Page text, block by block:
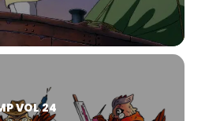
VOL 24